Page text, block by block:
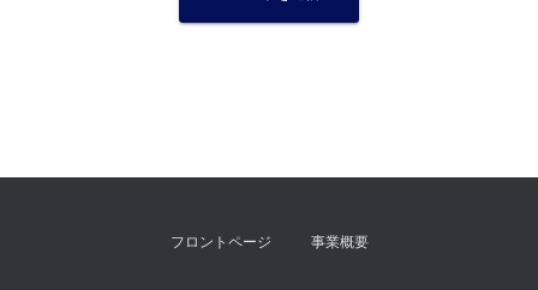
フロントページ 事業概要